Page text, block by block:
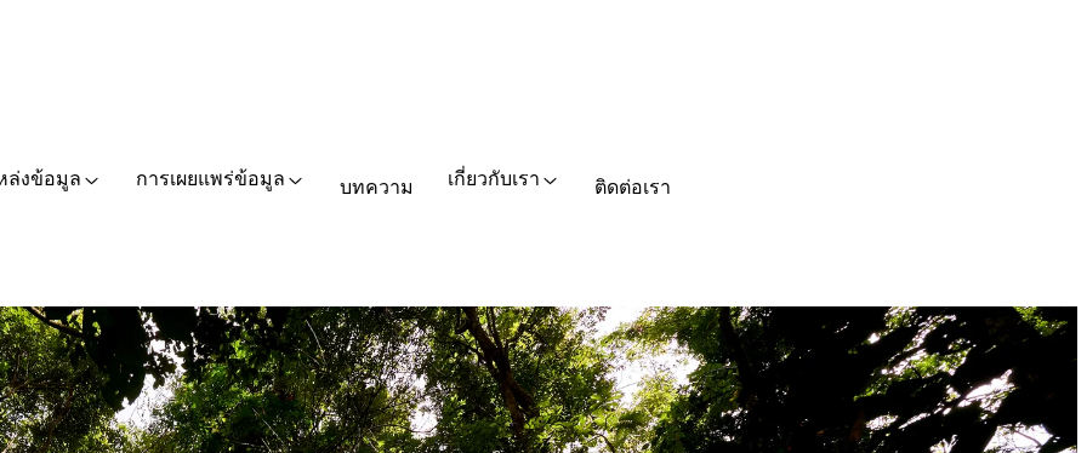
ล่งข้อมูล การเผยแพร่ข้อมูล บทความ เกี่ยวกับเรา ติดต่อเรา